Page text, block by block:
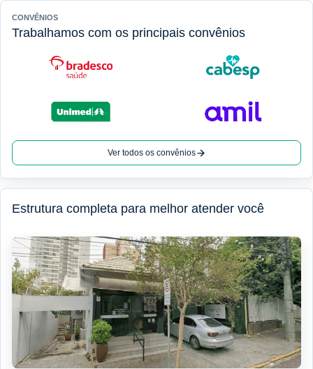
CONVÊNIOS
Trabalhamos com os principais convênios
Ver todos os convênios
Estrutura completa para melhor atender você